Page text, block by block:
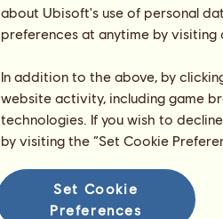
about Ubisoft's use of personal
preferences at anytime by
In addition to the above, by
website activity, including game
technologies. If you wish to
by visiting the “Set Cookie
Set Cookie
Preferences